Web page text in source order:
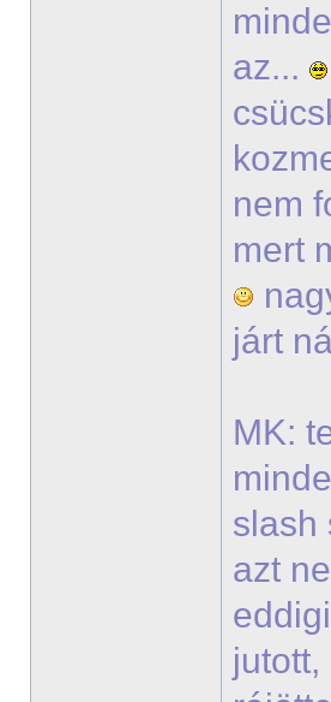
az...
nem
mert
járt
MK:
slash
azt